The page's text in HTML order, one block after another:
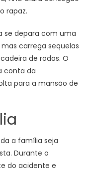
rapaz.
se depara com uma
carrega sequelas
de rodas. O
conta da
para a mansão de
a família seja
Durante o
do acidente e